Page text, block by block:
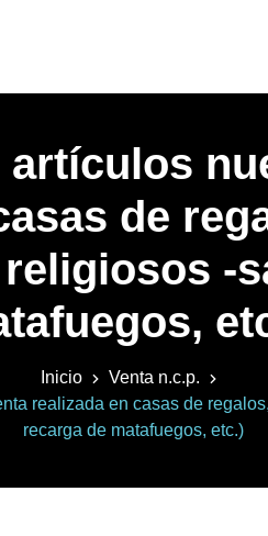
de
-
Inicio
Venta n.c.p.
realizada en casas de
recarga de matafuegos, etc.)